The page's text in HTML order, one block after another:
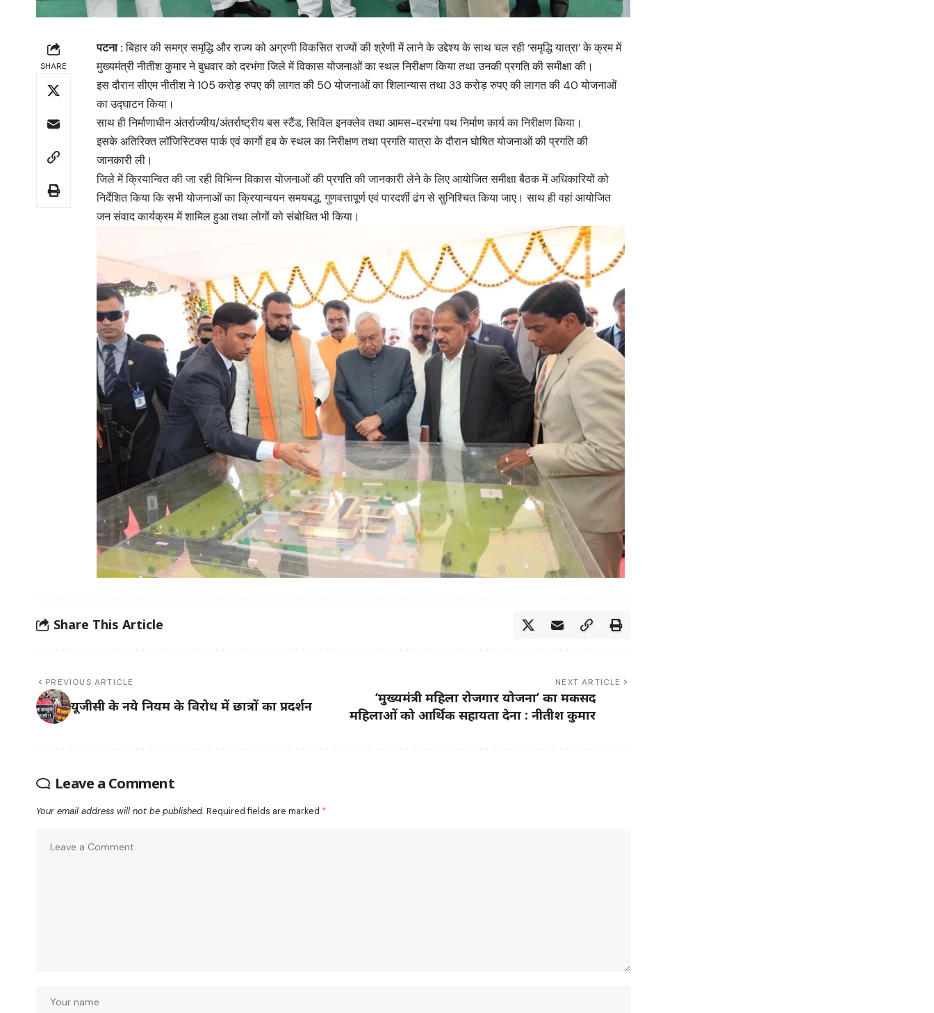
SHARE
पटना :बिहार की समग्र समृद्धि और राज्य को अग्रणी विकसित राज्यों की श्रेणी में लाने के उद्देश्य के साथ चल रही ‘समृद्धि यात्रा’ के क्रम में
मुख्यमंत्री नीतीश कुमार ने बुधवार को दरभंगा जिले में विकास योजनाओं का स्थल निरीक्षण किया तथा उनकी प्रगति की समीक्षा की।
इस दौरान सीएम नीतीश ने 105 करोड़ रुपए की लागत की 50 योजनाओं का शिलान्यास तथा 33 करोड़ रुपए की लागत की 40 योजनाओं
का उद्घाटन किया।
साथ ही निर्माणाधीन अंतर्राज्यीय/अंतर्राष्ट्रीय बस स्टैंड, सिविल इनक्लेव तथा आमस-दरभंगा पथ निर्माण कार्य का निरीक्षण किया।
इसके अतिरिक्त लॉजिस्टिक्स पार्क एवं कार्गो हब के स्थल का निरीक्षण तथा प्रगति यात्रा के दौरान घोषित योजनाओं की प्रगति की
जानकारी ली।
जिले में क्रियान्वित की जा रही विभिन्न विकास योजनाओं की प्रगति की जानकारी लेने के लिए आयोजित समीक्षा बैठक में अधिकारियों को
निर्देशित किया कि सभी योजनाओं का क्रियान्वयन समयबद्ध, गुणवत्तापूर्ण एवं पारदर्शी ढंग से सुनिश्चित किया जाए। साथ ही वहां आयोजित
जन संवाद कार्यक्रम में शामिल हुआ तथा लोगों को संबोधित भी किया।
Share This Article
PREVIOUS ARTICLE
यूजीसी के नये नियम के विरोध में छात्रों का प्रदर्शन
NEXT ARTICLE
‘मुख्यमंत्री महिला रोजगार योजना’ का मकसद
महिलाओं को आर्थिक सहायता देना : नीतीश कुमार
Leave a Comment
Your email address will not be published. Required fields are marked *